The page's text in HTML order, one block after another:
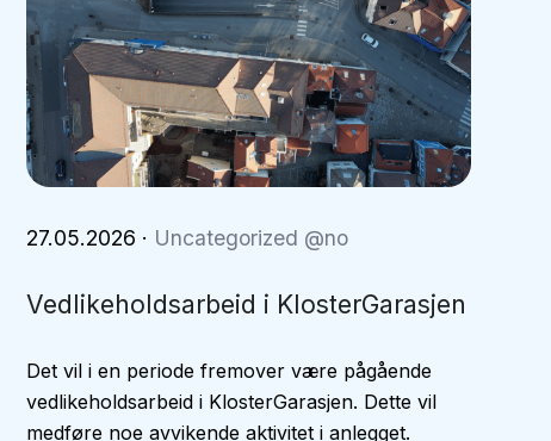
27.05.2026 · Uncategorized @no
Vedlikeholdsarbeid i KlosterGarasjen
Det vil i en periode fremover være pågående
vedlikeholdsarbeid i KlosterGarasjen. Dette vil
medføre noe avvikende aktivitet i anlegget.